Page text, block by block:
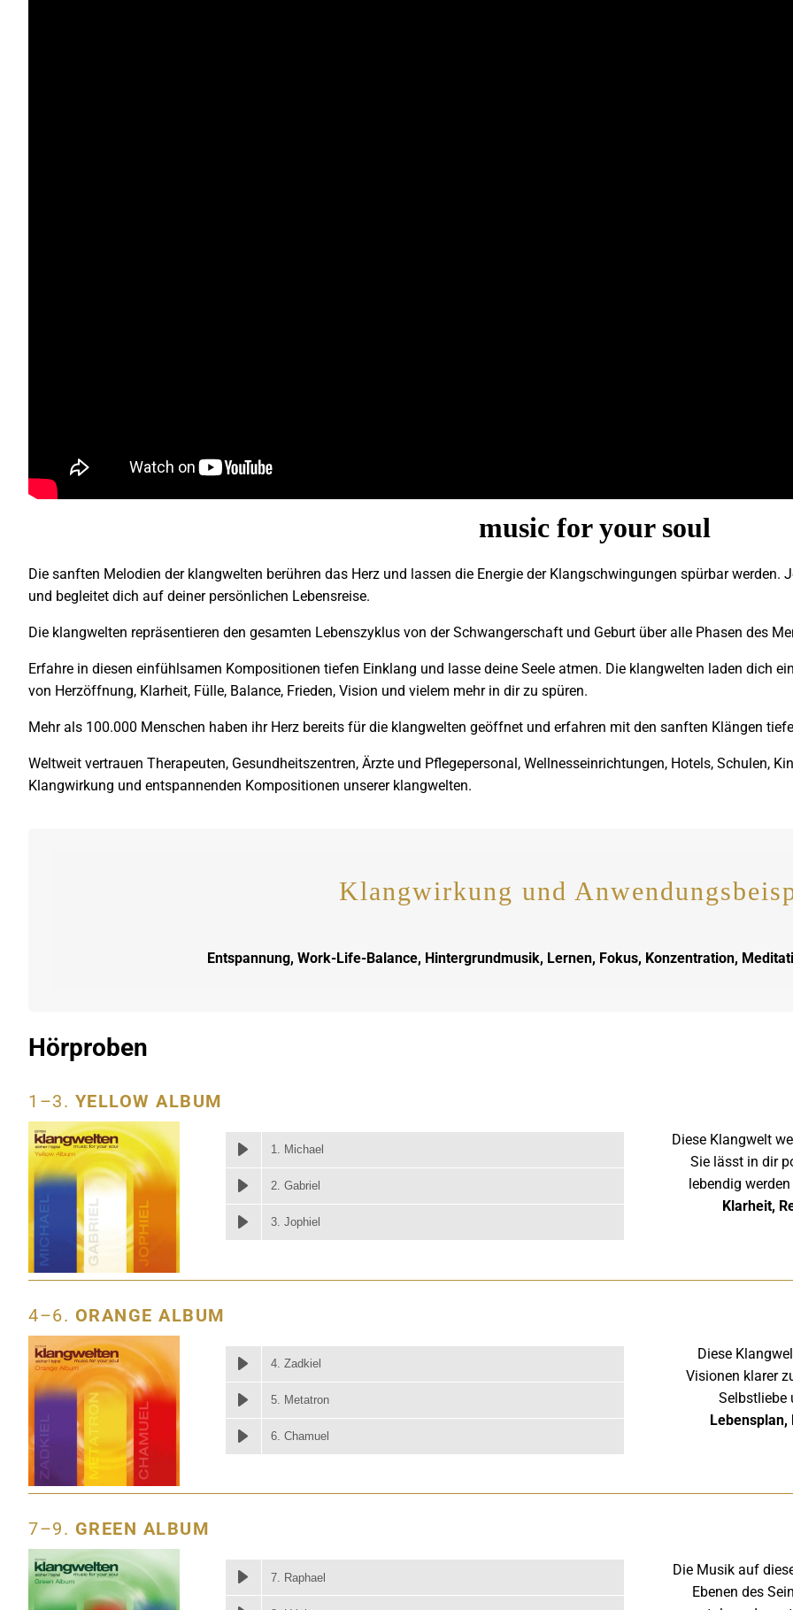
music for your soul
Die sanften Melodien der klangwelten berühren das Herz und lassen die Energie der Klangschwingungen spürbar
und begleitet dich auf deiner persönlichen Lebensreise.
Die klangwelten repräsentieren den gesamten Lebenszyklus von der Schwangerschaft und Geburt über alle Phasen des
Erfahre in diesen einfühlsamen Kompositionen tiefen Einklang und lasse deine Seele atmen. Die klangwelten laden dich
von Herzöffnung, Klarheit, Fülle, Balance, Frieden, Vision und vielem mehr in dir zu spüren.
Mehr als 100.000 Menschen haben ihr Herz bereits für die klangwelten geöffnet und erfahren mit den sanften Klängen
Weltweit vertrauen Therapeuten, Gesundheitszentren, Ärzte und Pflegepersonal, Wellnesseinrichtungen, Hotels, Schulen,
Klangwirkung und entspannenden Kompositionen unserer klangwelten.
Klangwirkung und
Entspannung, Work-Life-Balance, Hintergrundmusik, Lernen, Fokus, Konzentration,
Hörproben
1–3. YELLOW ALBUM
1. Michael
2. Gabriel
3. Jophiel
Diese Klangwelt
Sie lässt in dir
lebendig
Klarheit,
4–6. ORANGE ALBUM
4. Zadkiel
5. Metatron
6. Chamuel
Diese
Visionen klarer
Selbstliebe
Lebensplan,
7–9. GREEN ALBUM
7. Raphael
Die Musik auf
Ebenen des